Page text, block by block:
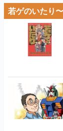
若ゲのいたり